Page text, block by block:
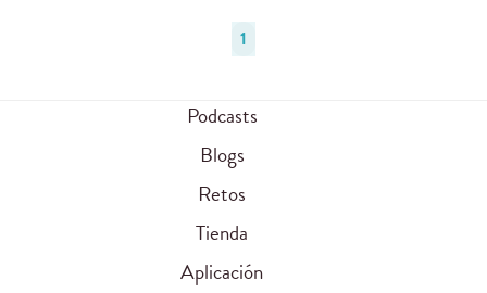
1
Podcasts
Blogs
Retos
Tienda
Aplicación